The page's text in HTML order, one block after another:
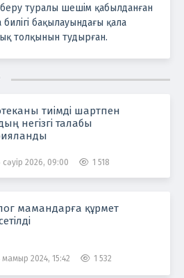
туралы шешім қабылданған
бақылауындағы қала
толқынын тудырған.
тиімді шартпен
негізгі талабы
сәуір 2026, 09:00 1 518
мамандарға құрмет
мамыр 2024, 15:42 1 532